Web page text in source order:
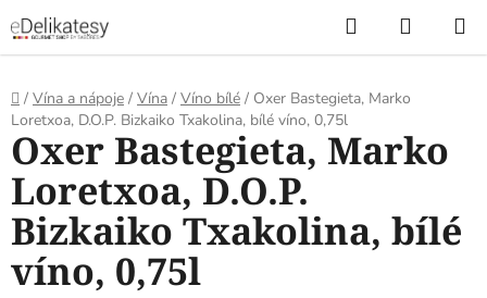
na
obsah
Hledat
KOŠÍK
Domů
/ Vína a nápoje / Vína / Víno bílé / Oxer Bastegieta, Marko
Loretxoa, D.O.P. Bizkaiko Txakolina, bílé víno, 0,75l
Oxer Bastegieta, Marko
Loretxoa, D.O.P.
Bizkaiko Txakolina, bílé
víno, 0,75l